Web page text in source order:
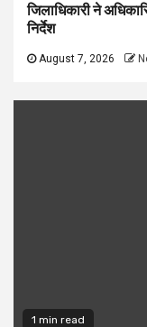
जिलाधिकारी ने
निर्देश
August 7, 2026
1 min read